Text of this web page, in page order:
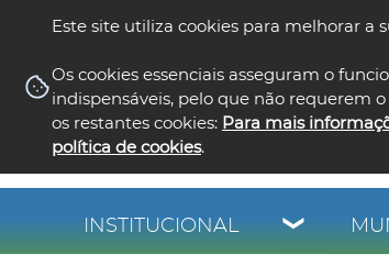
Este site utiliza cookies para melhorar a
Os cookies essenciais asseguram o
indispensáveis, pelo que não requerem
os restantes cookies: Para mais
política de cookies.
INSTITUCIONAL